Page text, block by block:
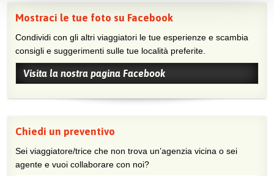
Mostraci le tue foto su Facebook
Condividi con gli altri viaggiatori le tue esperienze e scambia
consigli e suggerimenti sulle tue località preferite.
Visita la nostra pagina Facebook
Chiedi un preventivo
Sei viaggiatore/trice che non trova un’agenzia vicina o sei
agente e vuoi collaborare con noi?